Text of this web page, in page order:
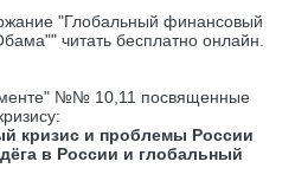
"Глобальный финансовый
читать бесплатно онлайн.
№№ 10,11 посвященные
кризис и проблемы России
в России и глобальный